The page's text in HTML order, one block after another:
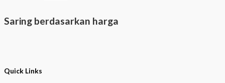
Saring berdasarkan harga
Quick Links